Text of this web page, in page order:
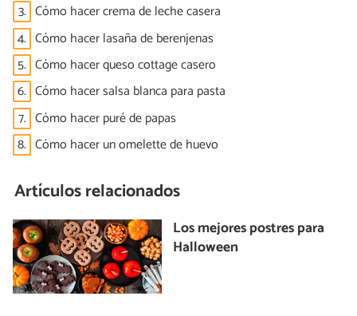
3. Cómo hacer crema de leche casera
4. Cómo hacer lasaña de berenjenas
5. Cómo hacer queso cottage casero
6. Cómo hacer salsa blanca para pasta
7. Cómo hacer puré de papas
8. Cómo hacer un omelette de huevo
Artículos relacionados
Los mejores postres para
Halloween